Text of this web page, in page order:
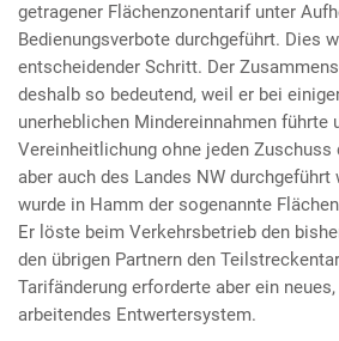
getragener Flächenzonentarif unter
Bedienungsverbote durchgeführt. Dies
entscheidender Schritt. Der
deshalb so bedeutend, weil er bei
unerheblichen Mindereinnahmen führte
Vereinheitlichung ohne jeden Zuschuss
aber auch des Landes NW
wurde in Hamm der sogenannte
Er löste beim Verkehrsbetrieb den
den übrigen Partnern den
Tarifänderung erforderte aber ein
arbeitendes Entwertersystem.